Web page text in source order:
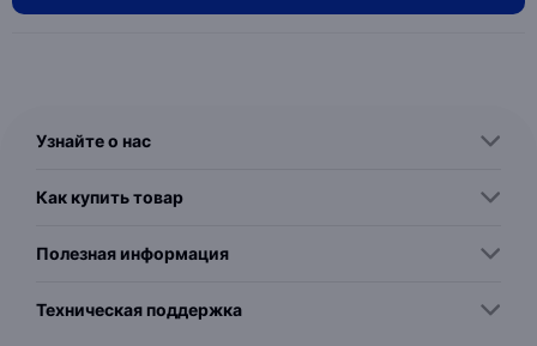
Узнайте о нас
Как купить товар
Полезная информация
Техническая поддержка